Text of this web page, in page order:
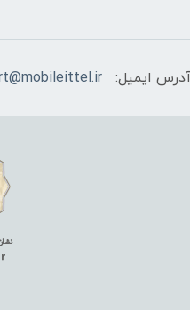
ایمیل: